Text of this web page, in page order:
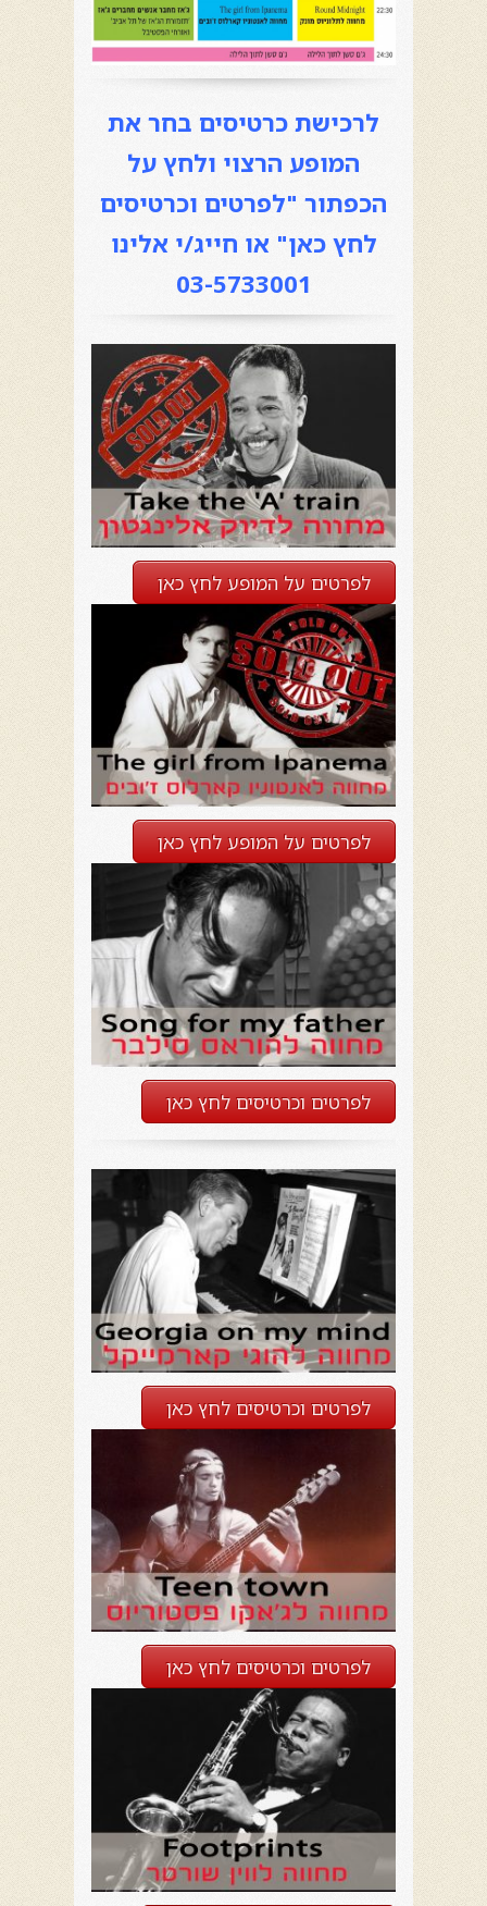
לרכישת כרטיסים בחר את
המופע הרצוי ולחץ על
הכפתור "לפרטים וכרטיסים
לחץ כאן" או חייג/י אלינו
03-5733001
לפרטים על המופע לחץ כאן
לפרטים על המופע לחץ כאן
לפרטים וכרטיסים לחץ כאן
לפרטים וכרטיסים לחץ כאן
לפרטים וכרטיסים לחץ כאן